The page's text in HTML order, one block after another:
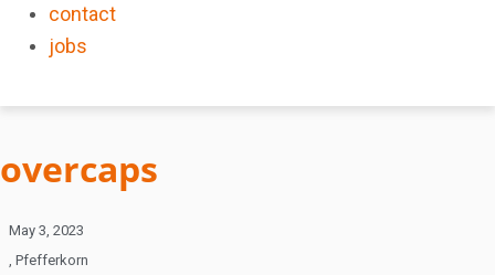
contact
jobs
overcaps
May 3, 2023
Pfefferkorn